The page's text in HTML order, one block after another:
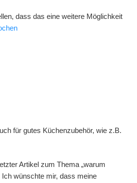
dass das eine weitere Möglichkeit
für gutes Küchenzubehör, wie z.B.
Artikel zum Thema „warum
Ich wünschte mir, dass meine